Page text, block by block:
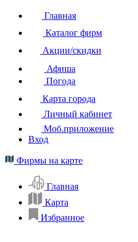
Главная
Каталог фирм
Акции/скидки
Афиша
Погода
Карта города
Личный кабинет
Моб.приложение
Вход
Фирмы на карте
Главная
Карта
Избранное